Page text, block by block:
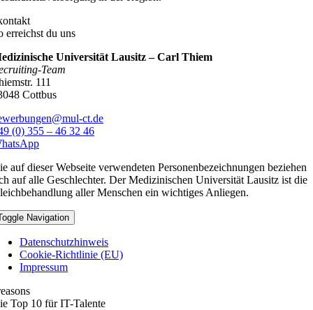
erreichst du uns
Universität Lausitz – Carl Thiem
Team
111
Cottbus
ct.de
(0) 355 – 46 32 46
auf dieser Webseite verwendeten Personenbezeichnungen beziehen
auf alle Geschlechter. Der Medizinischen Universität Lausitz ist die
aller Menschen ein wichtiges Anliegen.
Navigation
Datenschutzhinweis
Cookie-Richtlinie (EU)
Impressum
Top 10 für IT-Talente